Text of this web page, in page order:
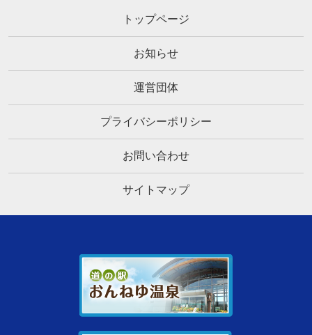
トップページ
お知らせ
運営団体
プライバシーポリシー
お問い合わせ
サイトマップ